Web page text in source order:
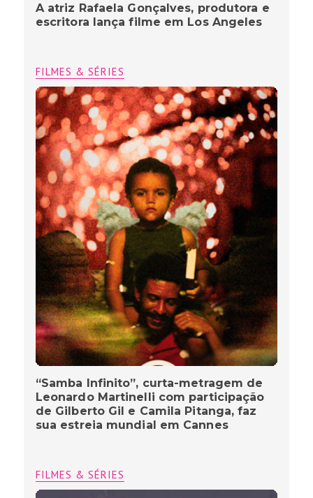
A atriz Rafaela Gonçalves, produtora e
escritora lança filme em Los Angeles
FILMES & SÉRIES
“Samba Infinito”, curta-metragem de
Leonardo Martinelli com participação
de Gilberto Gil e Camila Pitanga, faz
sua estreia mundial em Cannes
FILMES & SÉRIES